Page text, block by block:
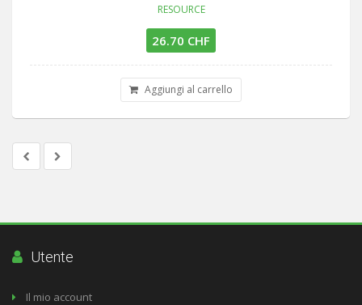
RESOURCE
26.70 CHF
Aggiungi al carrello
Utente
Il mio account